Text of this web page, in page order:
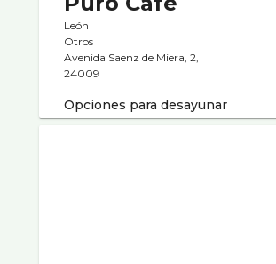
León
Otros
Avenida Saenz de Miera, 2,
24009
Opciones para desayunar